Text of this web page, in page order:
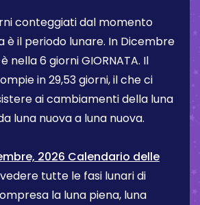
conteggiati dal momento
è il periodo lunare. In Dicembre
nella6 giorniGIORNATA. Il
in 29,53 giorni, il che ci
ai cambiamenti della luna
luna nuova a luna nuova.
2026 Calendario delle
tutte le fasi lunari di
la luna piena, luna